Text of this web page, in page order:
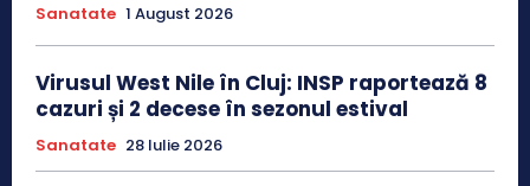
Sanatate 1 August 2026
Virusul West Nile în Cluj: INSP raportează 8
cazuri și 2 decese în sezonul estival
Sanatate 28 Iulie 2026